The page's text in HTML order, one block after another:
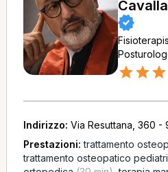
Indirizzo: Via Resuttana, 360 -
Prestazioni:trattamento
trattamento osteopatico